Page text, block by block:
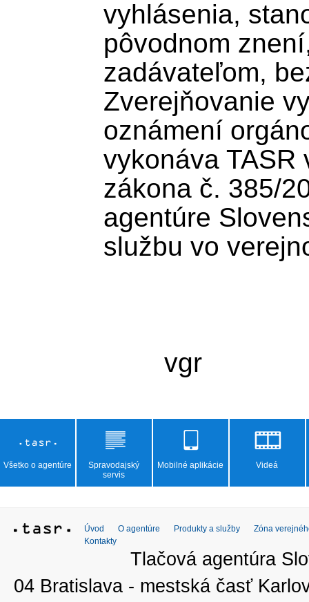
vyhlásenia,
pôvodnom
zadávateľom,
Zverejňovanie
oznámení
vykonáva TASR
zákona č. 385/
agentúre
službu vo
Všetko o agentúre
Spravodajský
servis
Mobilné aplikácie Videá
Úvod O agentúre Produkty a služby
Zóna
Kontakty
Tlačová agentúra
04 Bratislava - mestská časť